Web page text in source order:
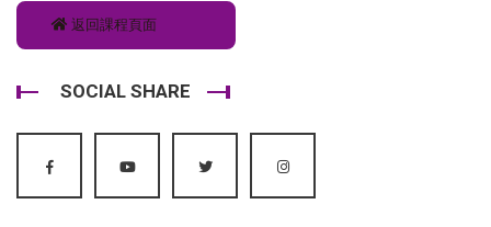
返回課程頁面
SOCIAL SHARE